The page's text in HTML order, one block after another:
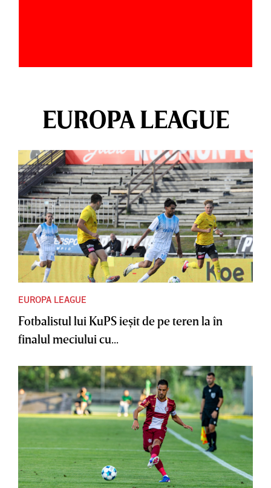
EUROPA LEAGUE
EUROPA LEAGUE
Fotbalistul lui KuPS ieşit de pe teren la în
finalul meciului cu...